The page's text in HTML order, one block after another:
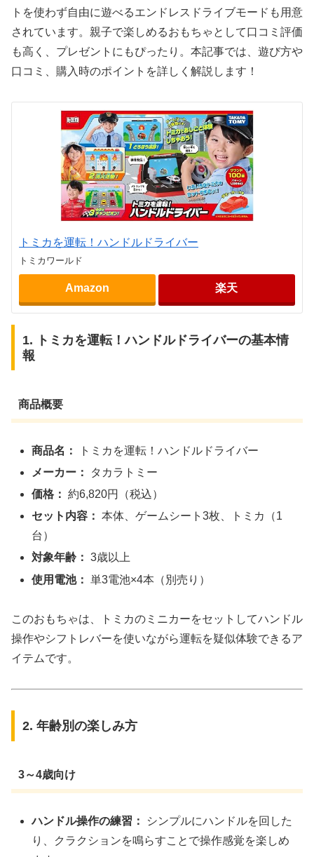
トを使わず自由に遊べるエンドレスドライブモードも用意
されています。親子で楽しめるおもちゃとして口コミ評価
も高く、プレゼントにもぴったり。本記事では、遊び方や
口コミ、購入時のポイントを詳しく解説します！
トミカを運転！ハンドルドライバー
トミカワールド
Amazon 楽天
1. トミカを運転！ハンドルドライバーの基本情
報
商品概要
商品名：
トミカを運転！ハンドルドライバー
メーカー：
タカラトミー
価格： 約6,820円（税込）
セット内容： 本体、ゲームシート3枚、トミカ（1
台）
対象年齢： 3歳以上
使用電池： 単3電池×4本（別売り）
このおもちゃは、トミカのミニカーをセットしてハンドル
操作やシフトレバーを使いながら運転を疑似体験できるア
イテムです。
2. 年齢別の楽しみ方
3～4歳向け
ハンドル操作の練習：
シンプルにハンドルを回した
り、クラクションを鳴らすことで操作感覚を楽しめ